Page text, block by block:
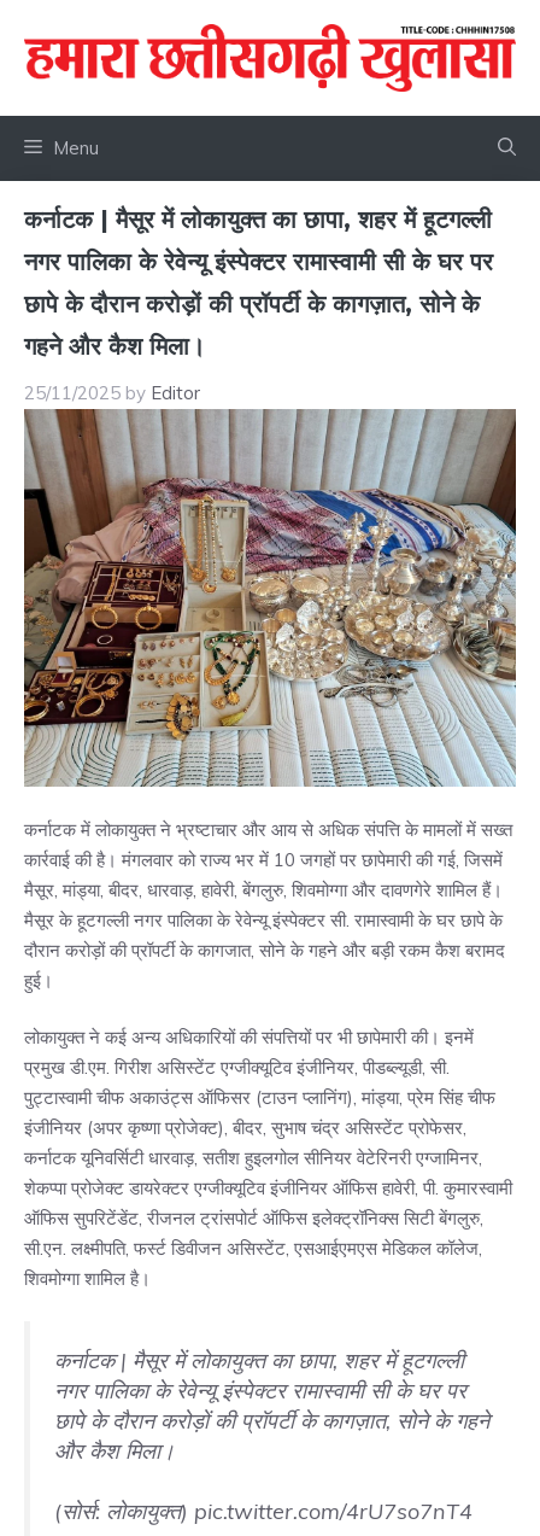
content
Menu
कर्नाटक | मैसूर में लोकायुक्त का छापा, शहर में हूटगल्ली
नगर पालिका के रेवेन्यू इंस्पेक्टर रामास्वामी सी के घर पर
छापे के दौरान करोड़ों की प्रॉपर्टी के कागज़ात, सोने के
गहने और कैश मिला।
25/11/2025 by Editor
कर्नाटक में लोकायुक्त ने भ्रष्टाचार और आय से अधिक संपत्ति के मामलों में सख्त
कार्रवाई की है। मंगलवार को राज्य भर में 10 जगहों पर छापेमारी की गई, जिसमें
मैसूर, मांड्या, बीदर, धारवाड़, हावेरी, बेंगलुरु, शिवमोग्गा और दावणगेरे शामिल हैं।
मैसूर के हूटगल्ली नगर पालिका के रेवेन्यू इंस्पेक्टर सी. रामास्वामी के घर छापे के
दौरान करोड़ों की प्रॉपर्टी के कागजात, सोने के गहने और बड़ी रकम कैश बरामद
हुई।
लोकायुक्त ने कई अन्य अधिकारियों की संपत्तियों पर भी छापेमारी की। इनमें
प्रमुख डी.एम. गिरीश असिस्टेंट एग्जीक्यूटिव इंजीनियर, पीडब्ल्यूडी, सी.
पुट्टास्वामी चीफ अकाउंट्स ऑफिसर (टाउन प्लानिंग), मांड्या, प्रेम सिंह चीफ
इंजीनियर (अपर कृष्णा प्रोजेक्ट), बीदर, सुभाष चंद्र असिस्टेंट प्रोफेसर,
कर्नाटक यूनिवर्सिटी धारवाड़, सतीश हुइलगोल सीनियर वेटेरिनरी एग्जामिनर,
शेकप्पा प्रोजेक्ट डायरेक्टर एग्जीक्यूटिव इंजीनियर ऑफिस हावेरी, पी. कुमारस्वामी
ऑफिस सुपरिटेंडेंट, रीजनल ट्रांसपोर्ट ऑफिस इलेक्ट्रॉनिक्स सिटी बेंगलुरु,
सी.एन. लक्ष्मीपति, फर्स्ट डिवीजन असिस्टेंट, एसआईएमएस मेडिकल कॉलेज,
शिवमोग्गा शामिल है।
कर्नाटक | मैसूर में लोकायुक्त का छापा, शहर में हूटगल्ली
नगर पालिका के रेवेन्यू इंस्पेक्टर रामास्वामी सी के घर पर
छापे के दौरान करोड़ों की प्रॉपर्टी के कागज़ात, सोने के गहने
और कैश मिला।
(सोर्स: लोकायुक्त) pic.twitter.com/4rU7so7nT4